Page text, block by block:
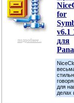
подробнее...
for
v6.1
для
для
делах